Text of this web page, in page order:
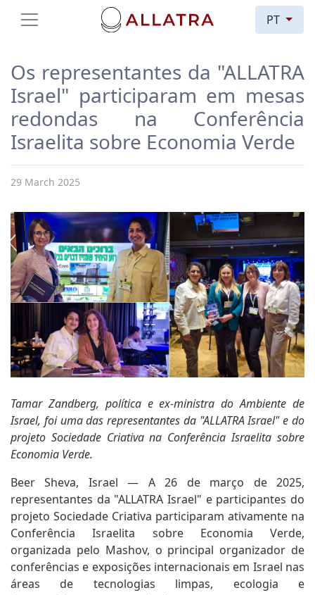
PT
Os representantes da "ALLATRA
Israel" participaram em mesas
redondas na Conferência
Israelita sobre Economia Verde
29 March 2025
Tamar Zandberg, política e ex-ministra do Ambiente de
Israel, foi uma das representantes da "ALLATRA Israel" e do
projeto Sociedade Criativa na Conferência Israelita sobre
Economia Verde.
Beer Sheva, Israel — A 26 de março de 2025,
representantes da "ALLATRA Israel" e participantes do
projeto Sociedade Criativa participaram ativamente na
Conferência Israelita sobre Economia Verde,
organizada pelo Mashov, o principal organizador de
conferências e exposições internacionais em Israel nas
áreas de tecnologias limpas, ecologia e